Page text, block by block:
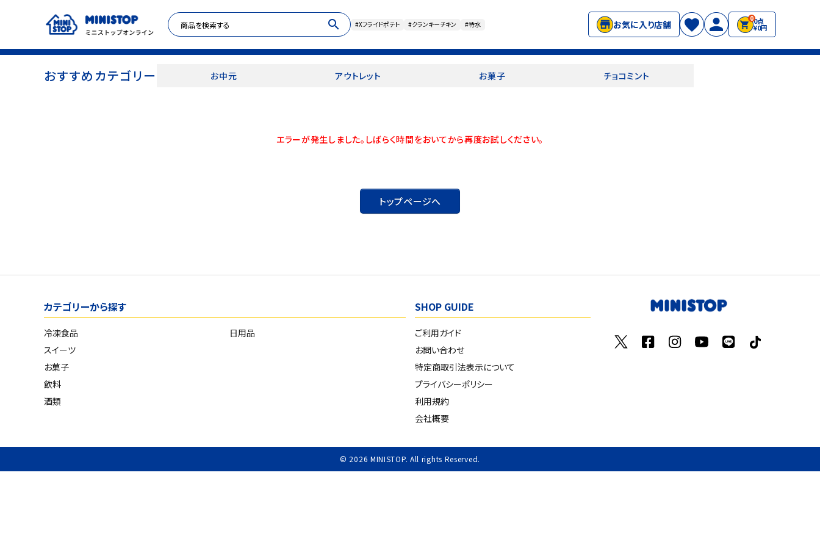
search #Xフライドポテト #クランキーチキン #特水 お気に入り店舗
00点
¥0円
おすすめカテゴリー お中元 アウトレット お菓子 チョコミント
スイーツ
お菓子
飲料
酒類
日用品
エラーが発生しました。しばらく時間をおいてから再度お試しください。
トップページへ
カテゴリーから探す
冷凍食品
スイーツ
お菓子
飲料
酒類
日用品
SHOP GUIDE
ご利用ガイド
お問い合わせ
特定商取引法表示について
プライバシーポリシー
利用規約
会社概要
© 2026 MINISTOP. All rights Reserved.